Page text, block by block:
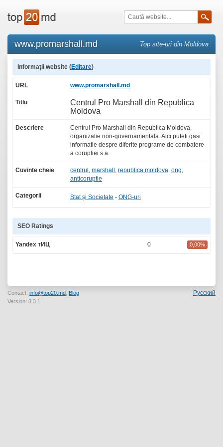
www.promarshall.md Top site-uri din Moldova
Informații website (Editare)
URL www.promarshall.md
Titlu
Centrul Pro Marshall din Republica
Moldova
Descriere
Centrul Pro Marshall din Republica Moldova,
organizatie non-guvernamentala. Aici puteti gasi
informatie despre diferite programe de combatere
a coruptiei s.a.
Cuvinte cheie centrul , marshall , republica moldova, ong,
anticoruptie
Categorii Stat și Societate - ONG-uri
SEO Ratings
Yandex тИЦ 0 0,00%
Contact: info@top20.md Blog
Version: 3.3.1
Русский